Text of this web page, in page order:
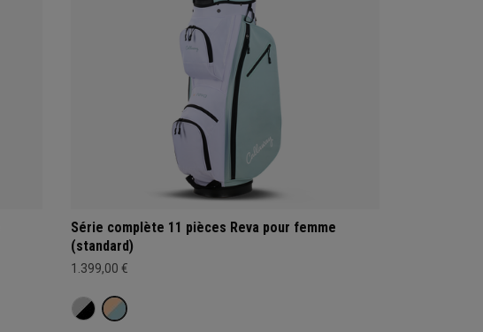
Série complète 11 pièces Reva pour femme
(standard)
1.399,00 €